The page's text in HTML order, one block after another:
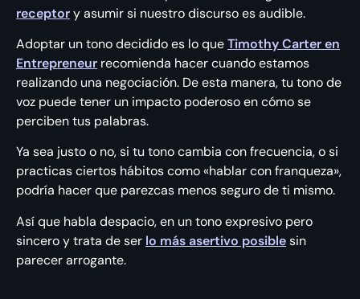
receptory asumir si nuestro discurso es audible.
Adoptar un tono decidido es lo queTimothy Carter en
Entrepreneur recomienda hacer cuando estamos
realizando una negociación. De esta manera, tu tono de
voz puede tener un impacto poderoso en cómo se
perciben tus palabras.
Ya sea justo o no, si tu tono cambia con frecuencia, o si
practicas ciertos hábitos como «hablar con franqueza»,
podría hacer que parezcas menos seguro de ti mismo.
Así que habla despacio, en un tono expresivo pero
sincero y trata de ser lo más asertivo posiblesin
parecer arrogante.